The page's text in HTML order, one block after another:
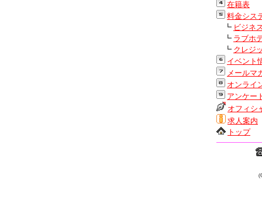
在籍表
料金シス
┗ ビジネ
┗ ラブホ
┗ クレジ
イベント
メールマ
オンライ
アンケー
オフィシ
求人案内
トップ